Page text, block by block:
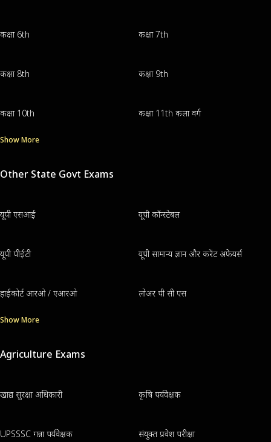
कक्षा 6th कक्षा 7th
कक्षा 8th कक्षा 9th
कक्षा 10th कक्षा 11th कला वर्ग
Show More
Other State Govt Exams
यूपी एसआई यूपी कॉन्स्टेबल
यूपी पीईटी यूपी सामान्य ज्ञान और करेंट अफेयर्स
हाईकोर्ट आरओ / एआरओ लोअर पी सी एस
Show More
Agriculture Exams
खाद्य सुरक्षा अधिकारी कृषि पर्यवेक्षक
UPSSSC गन्ना पर्यवेक्षक संयुक्त प्रवेश परीक्षा